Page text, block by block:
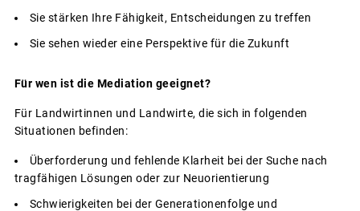
Sie stärken Ihre Fähigkeit, Entscheidungen zu treffen
Sie sehen wieder eine Perspektive für die Zukunft
Für wen ist die Mediation geeignet?
Für Landwirtinnen und Landwirte, die sich in folgenden
Situationen befinden:
Überforderung und fehlende Klarheit bei der Suche nach
tragfähigen Lösungen oder zur Neuorientierung
Schwierigkeiten bei der Generationenfolge und